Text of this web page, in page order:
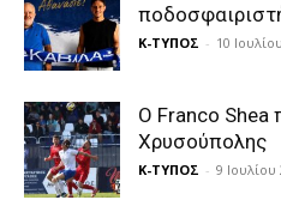
Κ-ΤΥΠΟΣ - 10
Ο Franco Shea
Χρυσούπολης
Κ-ΤΥΠΟΣ - 9 Ιουλίου